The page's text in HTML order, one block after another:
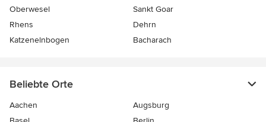
Oberwesel
Sankt Goar
Rhens
Dehrn
Katzenelnbogen
Bacharach
Beliebte Orte
Aachen
Augsburg